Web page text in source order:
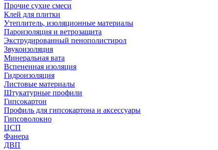
Прочие сухие смеси
Клей для плитки
Утеплитель, изоляционные материалы
Пароизоляция и ветрозащита
Экструдированный пенополистирол
Звукоизоляция
Минеральная вата
Вспененная изоляция
Гидроизоляция
Листовые материалы
Штукатурные профили
Гипсокартон
Профиль для гипсокартона и аксессуары
Гипсоволокно
ЦСП
Фанера
ДВП